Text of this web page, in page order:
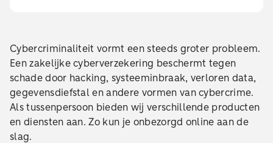
Cybercriminaliteit vormt een steeds groter probleem.
Een zakelijke cyberverzekering beschermt tegen
schade door hacking, systeeminbraak, verloren data,
gegevensdiefstal en andere vormen van cybercrime.
Als tussenpersoon bieden wij verschillende producten
en diensten aan. Zo kun je onbezorgd online aan de
slag.